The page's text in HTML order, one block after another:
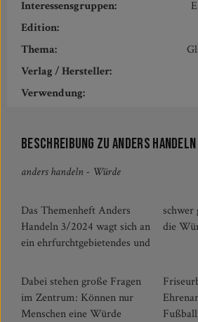
Interessensgruppen:
Edition:
Thema:
Verlag / Hersteller:
Verwendung:
Beschreibung zu ANDERS
anders handeln - Würde
Das Themenheft Anders
Handeln 3/2024 wagt sich an
ein ehrfurchtgebietendes und
schwer greifbares Thema:
die
Dabei stehen große Fragen
im Zentrum: Können nur
Menschen eine Würde
Friseurbesuch im Altenheim,
Ehrenamtliche auf dem
Fußballfeld oder Amt und